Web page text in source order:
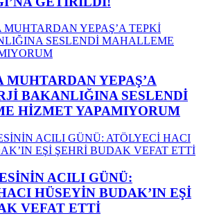
MUHTARDAN YEPAŞ’A
BAKANLIĞINA SESLENDİ
HİZMET YAPAMIYORUM
ACILI GÜNÜ:
HÜSEYİN BUDAK’IN EŞİ
VEFAT ETTİ